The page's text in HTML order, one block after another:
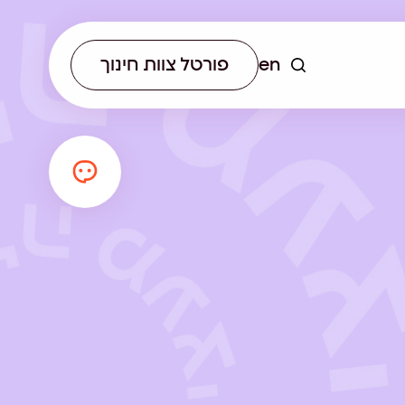
את
en פורטל צוות חינוך